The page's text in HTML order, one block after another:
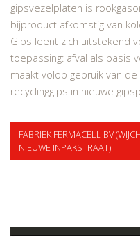
gipsvezelplaten is
bijproduct afkomstig van
Gips leent zich uitstekend
toepassing: afval als basis
maakt volop gebruik van
recyclinggips in nieuwe
FABRIEK FERMACELL BV
NIEUWE INPAKSTRAAT)